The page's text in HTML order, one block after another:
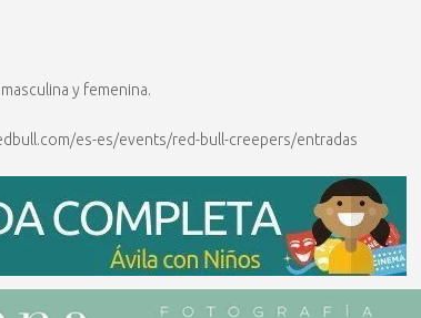
y femenina.
es-es/events/red-bull-creepers/entradas